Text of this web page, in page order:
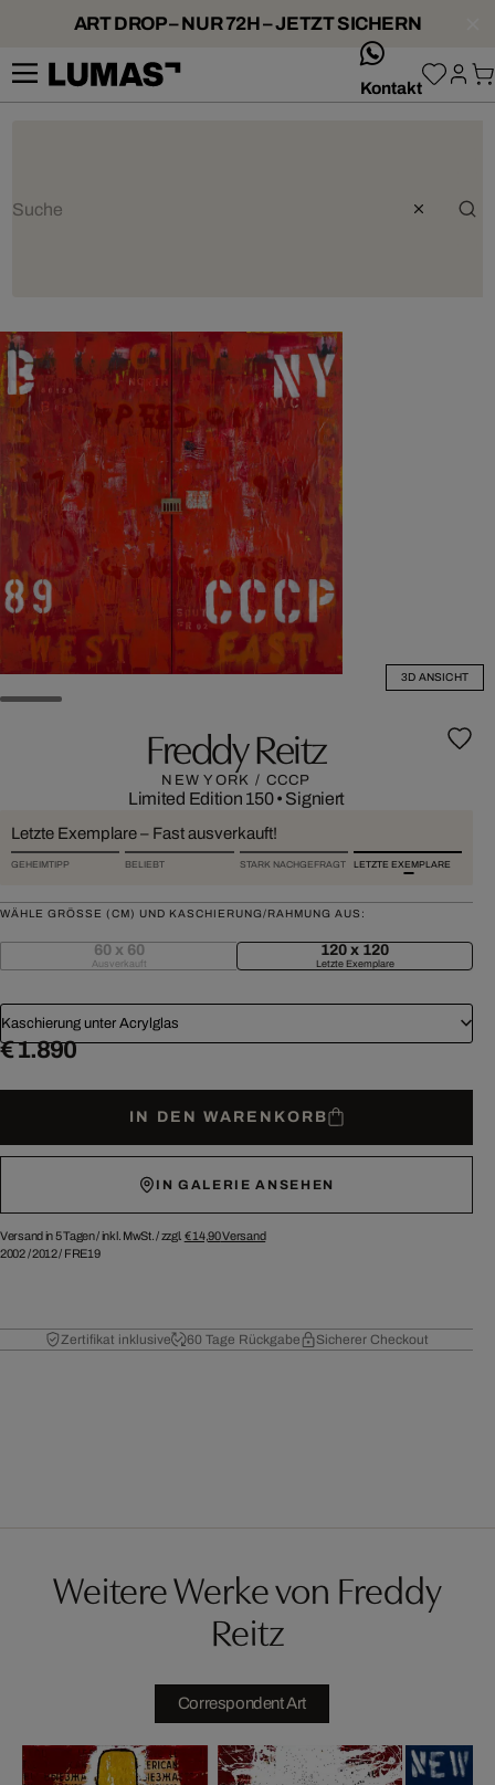
ART DROP – NUR 72H – JETZT SICHERN
Kontakt
3D ANSICHT
Freddy Reitz
NEW YORK / CCCP
Limited Edition 150• Signiert
Letzte Exemplare – Fast ausverkauft!
GEHEIMTIPP BELIEBT STARK NACHGEFRAGT LETZTE EXEMPLARE
WÄHLE GRÖSSE (CM) UND KASCHIERUNG/RAHMUNG AUS:
60 x 60
Ausverkauft
120 x 120
Letzte Exemplare
Kaschierung unter Acrylglas
€ 1.890
IN DEN WARENKORB
IN GALERIE ANSEHEN
Versand in 5 Tagen /inkl. MwSt. / zzgl. € 14,90Versand
2002/2012/ FRE19
Zertifikat inklusive 60 Tage Rückgabe Sicherer Checkout
Weitere Werke von Freddy
Reitz
Correspondent Art